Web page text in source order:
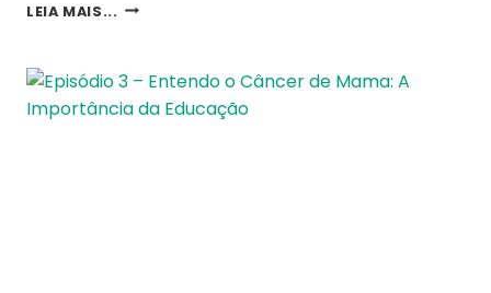
LEIA MAIS...